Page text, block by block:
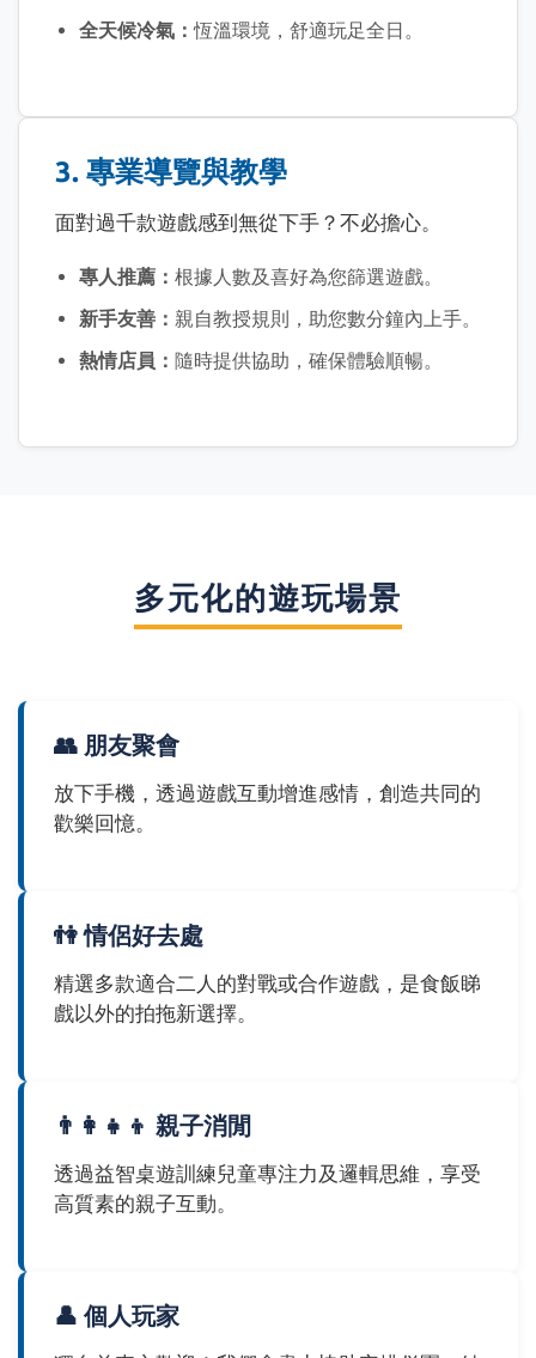
全天候冷氣：恆溫環境，舒適玩足全日。
3. 專業導覽與教學
面對過千款遊戲感到無從下手？不必擔心。
專人推薦： 根據人數及喜好為您篩選遊戲。
新手友善： 親自教授規則，助您數分鐘內上手。
熱情店員： 隨時提供協助，確保體驗順暢。
多元化的遊玩場景
👥 朋友聚會
放下手機，透過遊戲互動增進感情，創造共同的
歡樂回憶。
👫 情侶好去處
精選多款適合二人的對戰或合作遊戲，是食飯睇
戲以外的拍拖新選擇。
👨‍👩‍👧‍👦 親子消閒
透過益智桌遊訓練兒童專注力及邏輯思維，享受
高質素的親子互動。
👤 個人玩家